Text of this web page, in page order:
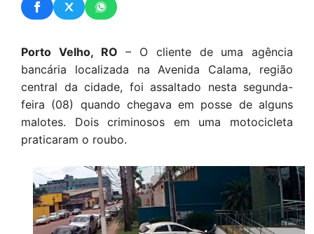
Porto Velho, RO – O cliente de uma agência
bancária localizada na Avenida Calama, região
central da cidade, foi assaltado nesta segunda-
feira (08) quando chegava em posse de alguns
malotes. Dois criminosos em uma motocicleta
praticaram o roubo.